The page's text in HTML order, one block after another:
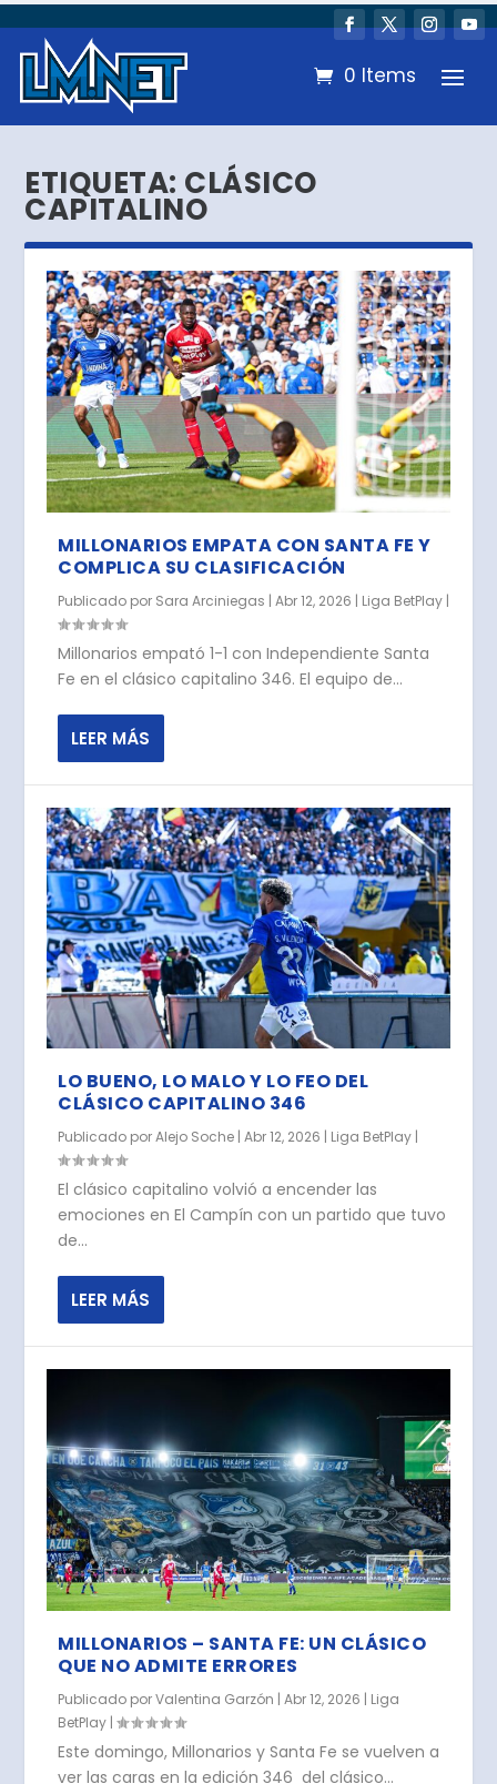
0 Items
ETIQUETA: CLÁSICO
CAPITALINO
MILLONARIOS EMPATA CON SANTA FE Y
COMPLICA SU CLASIFICACIÓN
Publicado por Sara Arciniegas |Abr 12, 2026 | Liga BetPlay |
Millonarios empató 1-1 con Independiente Santa
Fe en el clásico capitalino 346. El equipo de...
LEER MÁS
LO BUENO, LO MALO Y LO FEO DEL
CLÁSICO CAPITALINO 346
Publicado porAlejo Soche |Abr 12, 2026 | Liga BetPlay |
El clásico capitalino volvió a encender las
emociones en El Campín con un partido que tuvo
de...
LEER MÁS
MILLONARIOS – SANTA FE: UN CLÁSICO
QUE NO ADMITE ERRORES
Publicado porValentina Garzón |Abr 12, 2026 | Liga
BetPlay |
Este domingo, Millonarios y Santa Fe se vuelven a
ver las caras en la edición 346 del clásico...